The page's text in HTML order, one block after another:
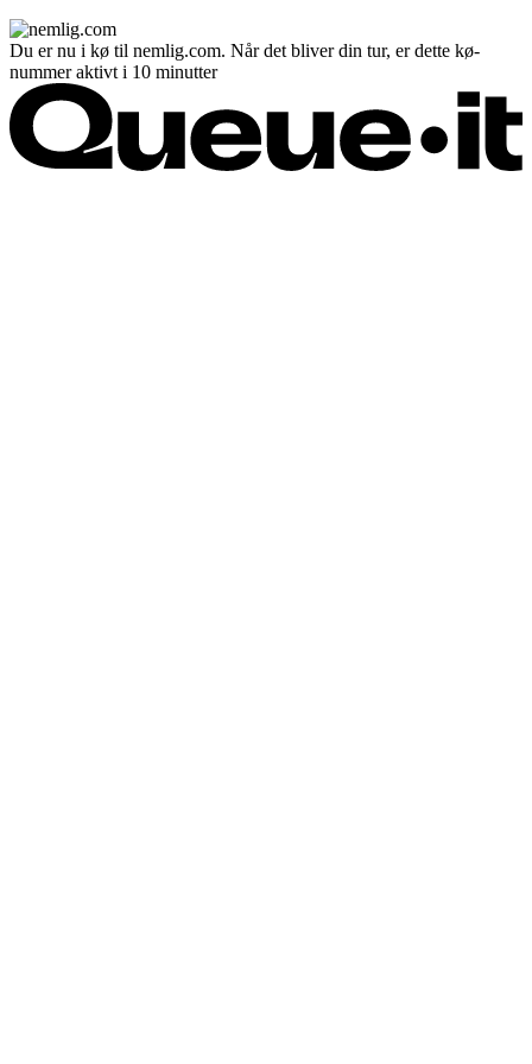
Du er nu i kø til nemlig.com. Når det bliver din tur, er dette kø-
nummer aktivt i 10 minutter